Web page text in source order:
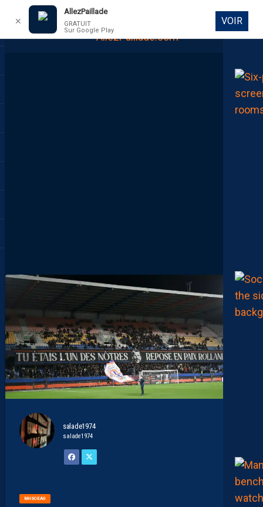
DIRECT
salade1974
salade1974
MHSC-EAG
✕
AllezPaillade
GRATUIT
Sur Google Play
VOIR